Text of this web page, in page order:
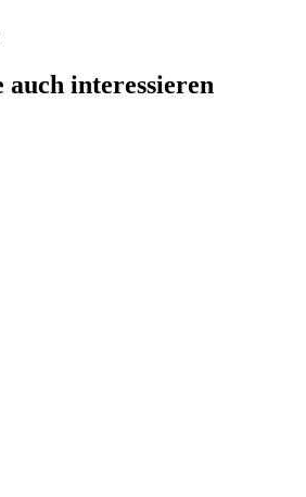
auch interessieren